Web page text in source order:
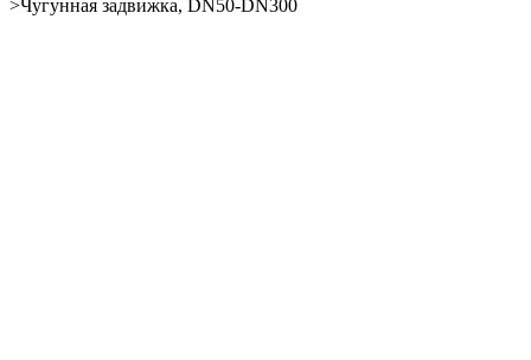
>Чугунная задвижка, DN50-DN300